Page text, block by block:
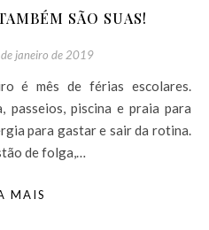
SÃO SUAS!
janeiro de 2019
passeios, piscina e praia para
para gastar e sair da rotina.
de folga,…
MAIS